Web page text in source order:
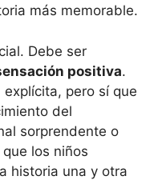
más memorable.
Debe⁢ ser
positiva.
⁢pero sí que‍
del
sorprendente⁣ o
los niños⁣
historia una y​ otra